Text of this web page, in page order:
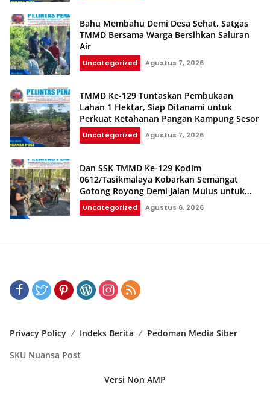
Bahu Membahu Demi Desa Sehat, Satgas
TMMD Bersama Warga Bersihkan Saluran
Air
Uncategorized Agustus 7, 2026
TMMD Ke-129 Tuntaskan Pembukaan
Lahan 1 Hektar, Siap Ditanami untuk
Perkuat Ketahanan Pangan Kampung Sesor
Uncategorized Agustus 7, 2026
Dan SSK TMMD Ke-129 Kodim
0612/Tasikmalaya Kobarkan Semangat
Gotong Royong Demi Jalan Mulus untuk
Rakyat
Uncategorized Agustus 6, 2026
Privacy Policy Indeks Berita
Pedoman Media Siber
SKU Nuansa Post
Versi Non AMP